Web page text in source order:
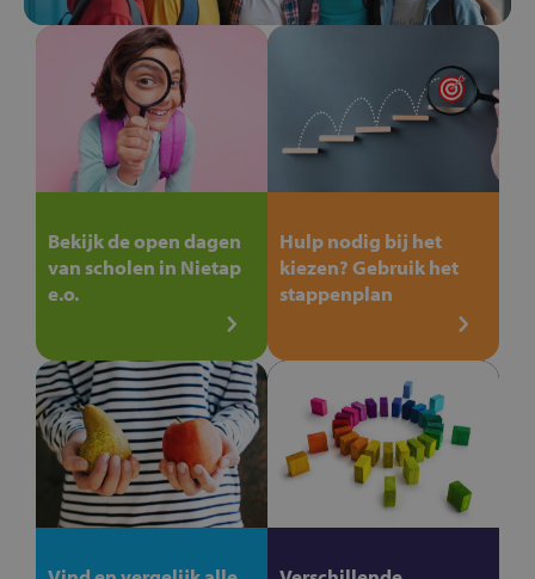
Bekijk de open dagen
van scholen in Nietap
e.o.
Hulp nodig bij het
kiezen? Gebruik het
stappenplan